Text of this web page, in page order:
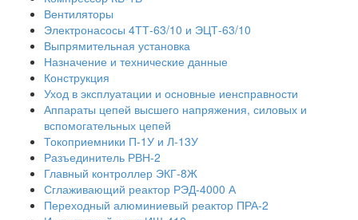
Вентиляторы
Электронасосы 4ТТ-63/10 и ЭЦТ-63/10
Выпрямительная установка
Назначение и технические данные
Конструкция
Уход в эксплуатации и основные иенсправности
Аппараты цепей высшего напряжения, силовых и
вспомогательных цепей
Токоприемники П-1У и Л-13У
Разъединитель РВН-2
Главный контроллер ЭКГ-8Ж
Сглаживающий реактор РЭД-4000 А
Переходный алюминиевый реактор ПРА-2